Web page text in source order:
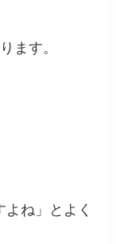
ます。
よね」とよく